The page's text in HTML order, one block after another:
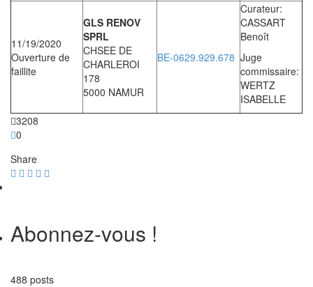
11/19/2020
Ouverture de
faillite
GLS RENOV
SPRL
CHSEE DE
CHARLEROI
178
5000 NAMUR
BE-0629.929.678
Curateur:
CASSART
Benoît
Juge
commissaire:
WERTZ
ISABELLE
3208
0
Share
Abonnez-vous !
488 posts